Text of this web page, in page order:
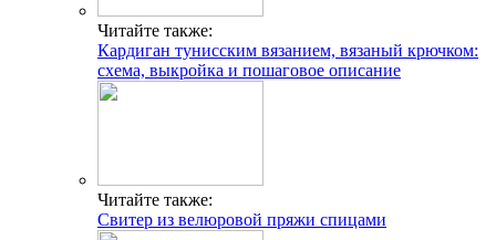
Читайте также:
Кардиган тунисским вязанием, вязаный крючком:
схема, выкройка и пошаговое описание
Читайте также:
Свитер из велюровой пряжи спицами